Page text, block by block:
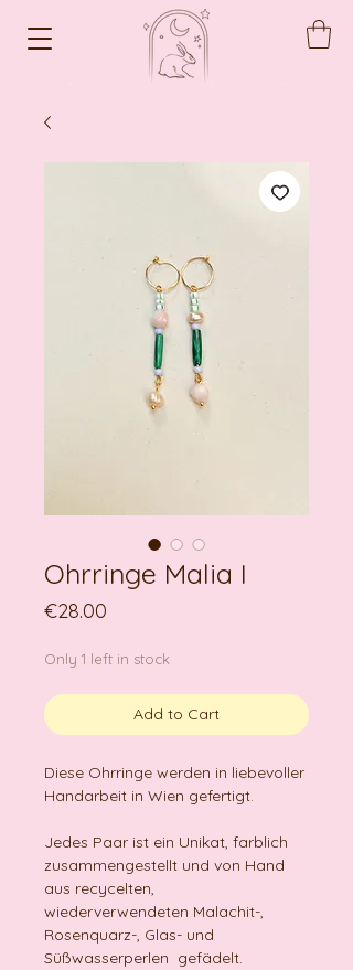
Ohrringe Malia I
€28.00
Only 1 left in stock
Add to Cart
Diese Ohrringe werden in liebevoller
Handarbeit in Wien gefertigt.
Jedes Paar ist ein Unikat, farblich
zusammengestellt und von Hand
aus recycelten,
wiederverwendeten Malachit-,
Rosenquarz-, Glas- und
Süßwasserperlen gefädelt.